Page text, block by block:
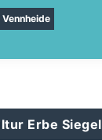
Erbe Siegel